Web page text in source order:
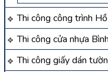
Thi công công trình
Thi công cửa nhựa
Thi công giấy dán